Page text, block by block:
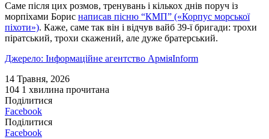
Саме після цих розмов, тренувань і кількох днів поруч із
морпіхами Борис написав пісню “КМП” («Корпус морської
піхоти»). Каже, саме так він і відчув вайб 39-ї бригади: трохи
піратський, трохи скажений, але дуже братерський.
Джерело: Інформаційне агентство АрміяInform
14 Травня, 2026
104 1 хвилина прочитана
Поділитися
Facebook
Поділитися
Facebook